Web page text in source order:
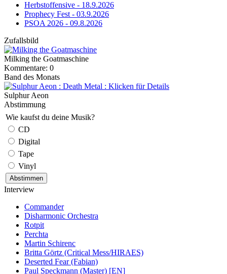
Herbstoffensive - 18.9.2026
Prophecy Fest - 03.9.2026
PSOA 2026 - 09.8.2026
Zufallsbild
Milking the Goatmaschine
Kommentare: 0
Band des Monats
Sulphur Aeon
Abstimmung
Wie kaufst du deine Musik?
CD
Digital
Tape
Vinyl
Interview
Commander
Disharmonic Orchestra
Rotpit
Perchta
Martin Schirenc
Britta Görtz (Critical Mess/HIRAES)
Deserted Fear (Fabian)
Paul Speckmann (Master) [EN]